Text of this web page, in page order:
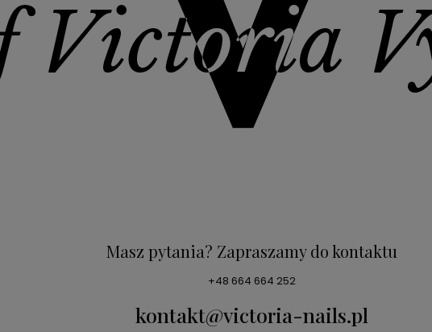
Masz pytania? Zapraszamy do kontaktu
+48 664 664 252
kontakt@victoria-nails.pl